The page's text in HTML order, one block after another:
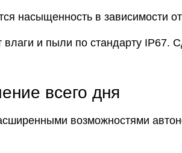
насыщенность в зависимости
и пыли по стандарту IP67.
всего дня
возможностями